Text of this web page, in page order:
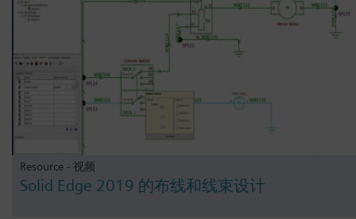
Resource - 视频
Solid Edge 2019 的布线和线束设计